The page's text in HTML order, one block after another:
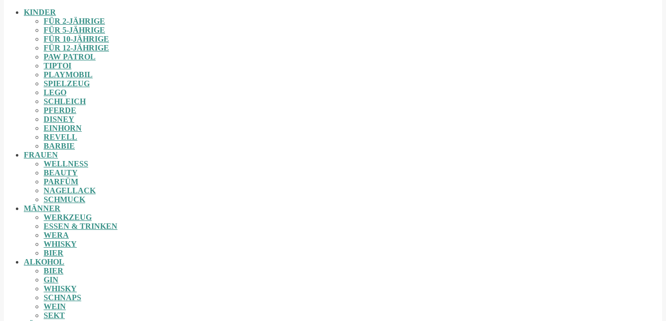
KINDER
FÜR 2-JÄHRIGE
FÜR 5-JÄHRIGE
FÜR 10-JÄHRIGE
FÜR 12-JÄHRIGE
PAW PATROL
TIPTOI
PLAYMOBIL
SPIELZEUG
LEGO
SCHLEICH
PFERDE
DISNEY
EINHORN
REVELL
BARBIE
FRAUEN
WELLNESS
BEAUTY
PARFÜM
NAGELLACK
SCHMUCK
MÄNNER
WERKZEUG
ESSEN & TRINKEN
WERA
WHISKY
BIER
ALKOHOL
BIER
GIN
WHISKY
SCHNAPS
WEIN
SEKT